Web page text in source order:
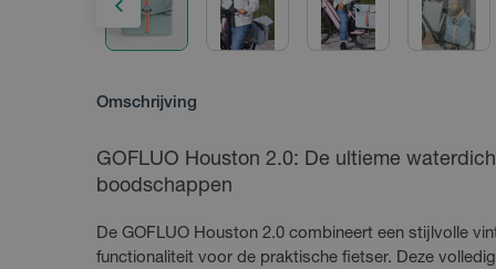
Omschrijving
GOFLUO Houston 2.0: De ultieme
boodschappen
De GOFLUO Houston 2.0 combineert een stijlvolle
functionaliteit voor de praktische fietser. Deze